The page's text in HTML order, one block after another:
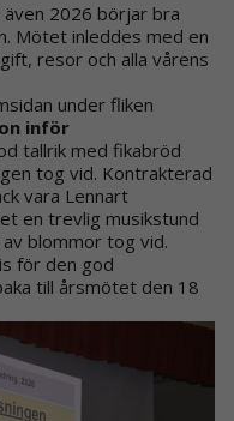
2026 börjar bra
Mötet inleddes med en
resor och alla vårens
under fliken
inför
tallrik med fikabröd
tog vid. Kontrakterad
vara Lennart
en trevlig musikstund
blommor tog vid.
för den god
till årsmötet den 18